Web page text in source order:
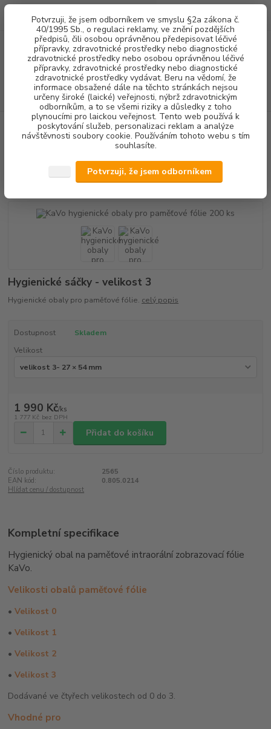
Potvrzuji, že jsem odborníkem ve smyslu §2a zákona č.
40/1995 Sb., o regulaci reklamy, ve znění pozdějších
předpisů, čili osobou oprávněnou předepisovat léčivé
přípravky, zdravotnické prostředky nebo diagnostické
zdravotnické prostředky nebo osobou oprávněnou léčivé
přípravky, zdravotnické prostředky nebo diagnostické
zdravotnické prostředky vydávat. Beru na vědomí, že
informace obsažené dále na těchto stránkách nejsou
určeny široké (laické) veřejnosti, nýbrž zdravotnickým
odborníkům, a to se všemi riziky a důsledky z toho
plynoucími pro laickou veřejnost. Tento web používá k
poskytování služeb, personalizaci reklam a analýze
návštěvnosti soubory cookie. Používáním tohoto webu s tím
souhlasíte.
Potvrzuji, že jsem odborníkem
Menu
CZK
Hledat
(Po-Pá, 8-16 hod.)
za0,00 Kč
RENTGENOLOGIE OCHRANNÉ OBALY
KaVo hygienické obaly
pro paměťové fólie 200 ks
KaVo hygienické obaly pro
paměťové fólie 200 ks
Hygienické sáčky - velikost 3
Hygienické obaly pro paměťové fólie. celý popis
Dostupnost
Skladem
Velikost
1 990 Kč/ks
1 777 Kč bez DPH
Přidat do košíku
Číslo produktu:
2565
EAN kód:
0.805.0214
Hlídat cenu / dostupnost
Kompletní specifikace
Hygienický obal na paměťové intraorální zobrazovací fólie
KaVo.
Velikosti obalů paměťové fólie
•Velikost 0
•Velikost 1
•Velikost 2
•Velikost 3
Dodávané ve čtyřech velikostech od 0 do 3.
Vhodné pro